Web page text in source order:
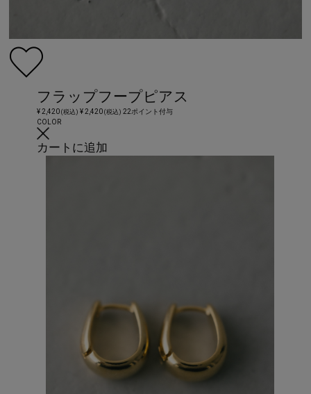
フラップフープピアス
¥ 2,420(税込) ¥ 2,420(税込) 22ポイント付与
COLOR
カートに追加